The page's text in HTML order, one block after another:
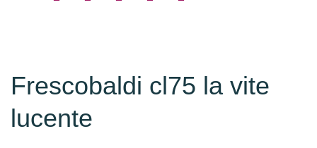
Frescobaldi cl75 la vite
lucente